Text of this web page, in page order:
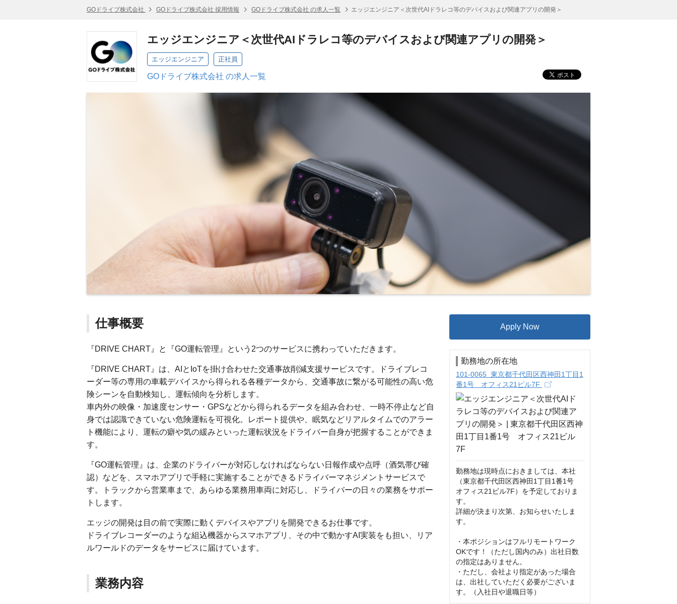
GOドライブ株式会社 GOドライブ株式会社 採用情報 GOドライブ株式会社 の求人一覧 エッジエンジニア＜次世代AIドラレコ等のデバイスおよび関連アプリの開発＞
エッジエンジニア＜次世代AIドラレコ等のデバイスおよび関連アプリの開発＞
エッジエンジニア 正社員
GOドライブ株式会社 の求人一覧
仕事概要
『DRIVE CHART』と『GO運転管理』という2つのサービスに携わっていただきます。
『DRIVE CHART』は、AIとIoTを掛け合わせた交通事故削減支援サービスです。ドライブレコ
ーダー等の専用の車載デバイスから得られる各種データから、交通事故に繋がる可能性の高い危
険シーンを自動検知し、運転傾向を分析します。
車内外の映像・加速度センサー・GPSなどから得られるデータを組み合わせ、一時不停止など自
身では認識できていない危険運転を可視化。レポート提供や、眠気などリアルタイムでのアラー
ト機能により、運転の癖や気の緩みといった運転状況をドライバー自身が把握することができま
す。
『GO運転管理』は、企業のドライバーが対応しなければならない日報作成や点呼（酒気帯び確
認）などを、スマホアプリで手軽に実施することができるドライバーマネジメントサービスで
す。トラックから営業車まで、あらゆる業務用車両に対応し、ドライバーの日々の業務をサポー
トします。
エッジの開発は目の前で実際に動くデバイスやアプリを開発できるお仕事です。
ドライブレコーダーのような組込機器からスマホアプリ、その中で動かすAI実装をも担い、リア
ルワールドのデータをサービスに届けています。
業務内容
Apply Now
勤務地の所在地
101-0065 東京都千代田区西神田1丁目1
番1号 オフィス21ビル7F
勤務地は現時点におきましては、本社
（東京都千代田区西神田1丁目1番1号
オフィス21ビル7F）を予定しておりま
す。
詳細が決まり次第、お知らせいたしま
す。
・本ポジションはフルリモートワーク
OKです！（ただし国内のみ）出社日数
の指定はありません。
・ただし、会社より指定があった場合
は、出社していただく必要がございま
す。（入社日や退職日等）